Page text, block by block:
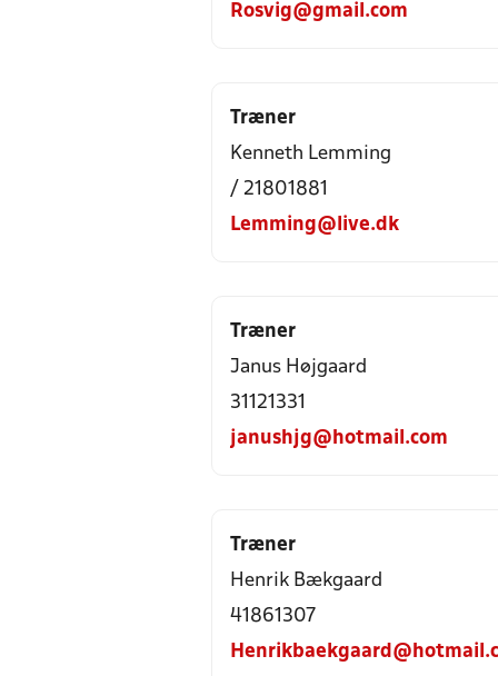
Rosvig@gmail.com
Træner
Kenneth Lemming
/ 21801881
Lemming@live.dk
Træner
Janus Højgaard
31121331
janushjg@hotmail.com
Træner
Henrik Bækgaard
41861307